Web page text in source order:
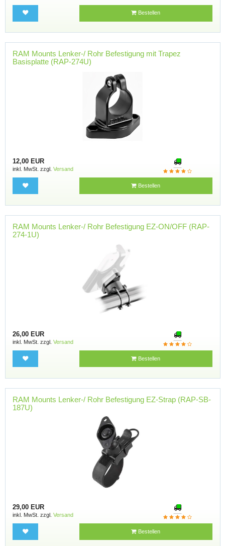
Bestellen
RAM Mounts Lenker-/ Rohr Befestigung mit Trapez
Basisplatte (RAP-274U)
12,00 EUR
inkl. MwSt. zzgl. Versand
Bestellen
RAM Mounts Lenker-/ Rohr Befestigung EZ-ON/OFF (RAP-
274-1U)
26,00 EUR
inkl. MwSt. zzgl. Versand
Bestellen
RAM Mounts Lenker-/ Rohr Befestigung EZ-Strap (RAP-SB-
187U)
29,00 EUR
inkl. MwSt. zzgl. Versand
Bestellen